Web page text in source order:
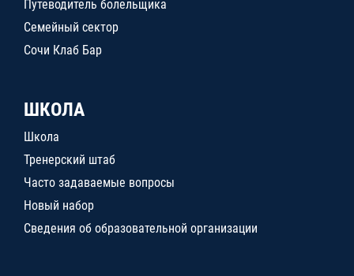
Путеводитель болельщика
Семейный сектор
Сочи Клаб Бар
ШКОЛА
Школа
Тренерский штаб
Часто задаваемые вопросы
Новый набор
Сведения об образовательной организации